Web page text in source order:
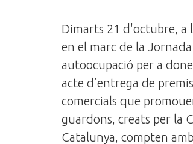
Dimarts 21 d'octubre, a
en el marc de la
autoocupació per a
acte d’entrega de
comercials que
guardons, creats per la
Catalunya, compten